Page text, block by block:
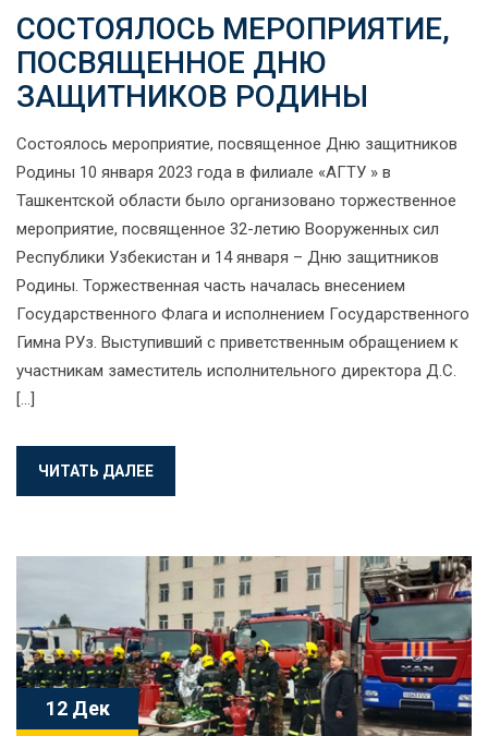
СОСТОЯЛОСЬ МЕРОПРИЯТИЕ,
ПОСВЯЩЕННОЕ ДНЮ
ЗАЩИТНИКОВ РОДИНЫ
Состоялось мероприятие, посвященное Дню защитников
Родины 10 января 2023 года в филиале «АГТУ » в
Ташкентской области было организовано торжественное
мероприятие, посвященное 32-летию Вооруженных сил
Республики Узбекистан и 14 января – Дню защитников
Родины. Торжественная часть началась внесением
Государственного Флага и исполнением Государственного
Гимна РУз. Выступивший с приветственным обращением к
участникам заместитель исполнительного директора Д.С.
[…]
ЧИТАТЬ ДАЛЕЕ
12 Дек